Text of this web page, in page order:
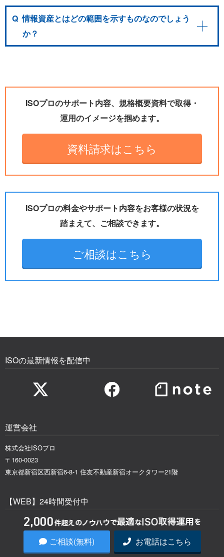
Q 情報資産とはどの範囲を示すものなのでしょう
か？
ISOプロのサポート内容、規格概要資料で取得・
運用のイメージを掴めます。
資料請求はこちら
ISOプロの料金やサポート内容をお客様の状況を
踏まえて、ご相談できます。
ご相談はこちら
ISOの最新情報を配信中
運営会社
株式会社ISOプロ
〒160-0023
東京都新宿区西新宿6-8-1 住友不動産新宿オークタワー21階
【WEB】24時間受付中
ISO取得・運用の無料相談をする
ご相談(無料) お電話はこちら